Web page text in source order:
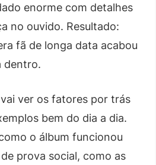
enorme com detalhes
no ouvido. Resultado:
fã de longa data acabou
dentro.
ver os fatores por trás
bem do dia a dia.
o álbum funcionou
prova social, como as